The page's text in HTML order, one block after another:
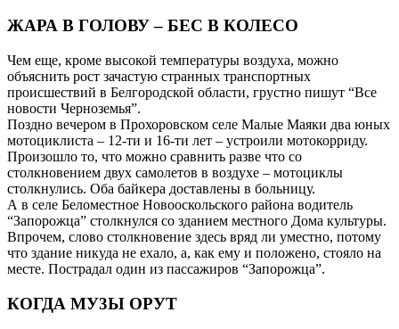
ЖАРА В ГОЛОВУ – БЕС В КОЛЕСО
Чем еще, кроме высокой температуры воздуха, можно
объяснить рост зачастую странных транспортных
происшествий в Белгородской области, грустно пишут “Все
новости Черноземья”.
Поздно вечером в Прохоровском селе Малые Маяки два юных
мотоциклиста – 12-ти и 16-ти лет – устроили мотокорриду.
Произошло то, что можно сравнить разве что со
столкновением двух самолетов в воздухе – мотоциклы
столкнулись. Оба байкера доставлены в больницу.
А в селе Беломестное Новооскольского района водитель
“Запорожца” столкнулся со зданием местного Дома культуры.
Впрочем, слово столкновение здесь вряд ли уместно, потому
что здание никуда не ехало, а, как ему и положено, стояло на
месте. Пострадал один из пассажиров “Запорожца”.
КОГДА МУ3Ы ОРУТ